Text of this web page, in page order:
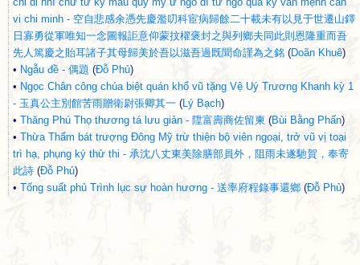
vi chi minh - 空自悲感余憑先慶濫叨科宦病歸餘二十載未有以見于世遷山鐸
日寡勇從軍唯知一念圖報詎意仰蒙抆櫂褒封之與列鄉夫同此則恩隆重而吾
先人篤慶之貽耳諸子其母歸美於吾以滋吾過既聞命謹為之銘 (Doãn Khuê)
• Ngẫu đề - 偶題 (Đỗ Phủ)
• Ngọc Chân công chúa biệt quán khổ vũ tặng Vệ Uý Trương Khanh kỳ 1
- 玉真公主別館苦雨贈衛尉張卿其一 (Lý Bạch)
• Thăng Phú Thọ thương tá lưu giản - 陞富壽商佐留柬 (Bùi Bằng Phấn)
• Thừa Thẩm bát trượng Đông Mỹ trừ thiện bộ viên ngoại, trở vũ vị toại
trì hạ, phụng ký thử thi - 承沈八丈東美除膳部員外，阻雨未遂馳賀，奉寄
此詩 (Đỗ Phủ)
• Tống suất phủ Trình lục sự hoàn hương - 送率府程錄事還鄉 (Đỗ Phủ)